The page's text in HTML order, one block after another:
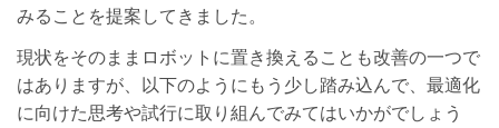
みることを提案してきました。
現状をそのままロボットに置き換えることも改善の一つで
はありますが、以下のようにもう少し踏み込んで、最適化
に向けた思考や試行に取り組んでみてはいかがでしょう